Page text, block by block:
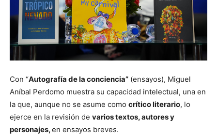
Con “Autografía de la conciencia” (ensayos), Miguel
Aníbal Perdomo muestra su capacidad intelectual, una en
la que, aunque no se asume como crítico literario, lo
ejerce en la revisión de varios textos, autores y
personajes,en ensayos breves.